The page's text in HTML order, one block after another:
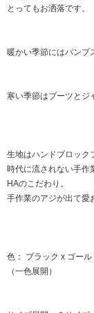
とってもお洒落です。
暖かい季節にはパンプ
寒い季節はブーツとジ
生地はハンドブロック
時代に流されない手作
HAのこだわり。
手作業のアジが出て愛
色： ブラック x ゴール
（一色展開）